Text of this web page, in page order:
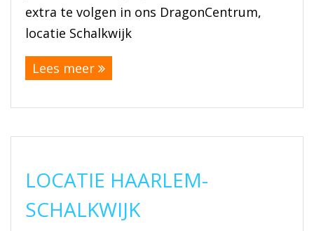
extra te volgen in ons DragonCentrum,
locatie Schalkwijk
Lees meer
LOCATIE HAARLEM-
SCHALKWIJK